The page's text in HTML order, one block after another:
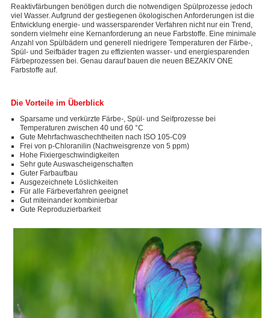
Reaktivfärbungen benötigen durch die notwendigen Spülprozesse jedoch
viel Wasser. Aufgrund der gestiegenen ökologischen Anforderungen ist die
Entwicklung energie- und wassersparender Verfahren nicht nur ein Trend,
sondern vielmehr eine Kernanforderung an neue Farbstoffe. Eine minimale
Anzahl von Spülbädern und generell niedrigere Temperaturen der Färbe-,
Spül- und Seifbäder tragen zu effizienten wasser- und energiesparenden
Färbeprozessen bei. Genau darauf bauen die neuen BEZAKIV ONE
Farbstoffe auf.
Die Vorteile im Überblick
Sparsame und verkürzte Färbe-, Spül- und Seifprozesse bei
Temperaturen zwischen 40 und 60 °C
Gute Mehrfachwaschechtheiten nach ISO 105-C09
Frei von p-Chloranilin (Nachweisgrenze von 5 ppm)
Hohe Fixiergeschwindigkeiten
Sehr gute Auswascheigenschaften
Guter Farbaufbau
Ausgezeichnete Löslichkeiten
Für alle Färbeverfahren geeignet
Gut miteinander kombinierbar
Gute Reproduzierbarkeit